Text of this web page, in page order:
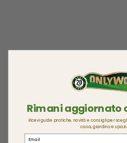
Rimani aggiornato
Ricevi guide pratiche, novità e consigli per
casa, giardino e spazi